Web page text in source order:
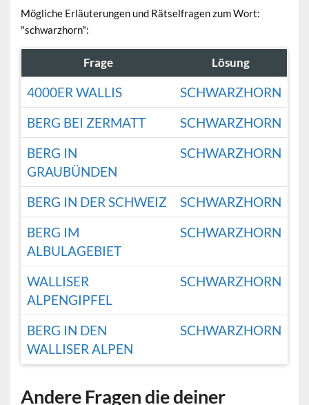
Mögliche Erläuterungen und Rätselfragen zum Wort:
"schwarzhorn":
Frage Lösung
4000ER WALLIS
SCHWARZHORN
BERG BEI ZERMATT
SCHWARZHORN
BERG IN
GRAUBÜNDEN
SCHWARZHORN
BERG IN DER SCHWEIZ
SCHWARZHORN
BERG IM
ALBULAGEBIET
SCHWARZHORN
WALLISER
ALPENGIPFEL
SCHWARZHORN
BERG IN DEN
WALLISER ALPEN
SCHWARZHORN
Andere Fragen die deiner